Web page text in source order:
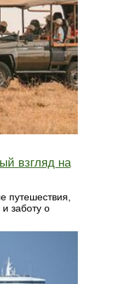
взгляд на
путешествия,
заботу о